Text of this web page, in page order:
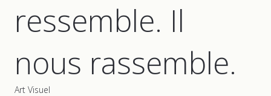
ressemble. Il
nous rassemble.
Art Visuel